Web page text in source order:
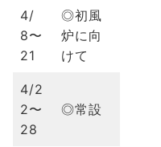
4/
8〜
21
◎初風
炉に向
けて
4/2
2〜
28
◎常設